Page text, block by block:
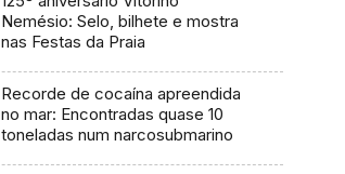
Nemésio: Selo, bilhete e mostra
nas Festas da Praia
Recorde de cocaína apreendida
no mar: Encontradas quase 10
toneladas num narcosubmarino